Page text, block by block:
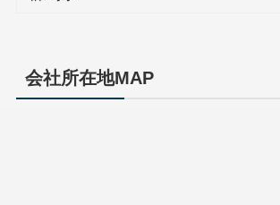
会社所在地MAP